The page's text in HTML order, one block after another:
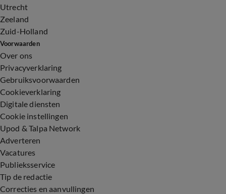
Utrecht
Zeeland
Zuid-Holland
Voorwaarden
Over ons
Privacyverklaring
Gebruiksvoorwaarden
Cookieverklaring
Digitale diensten
Cookie instellingen
Upod & Talpa Network
Adverteren
Vacatures
Publieksservice
Tip de redactie
Correcties en aanvullingen